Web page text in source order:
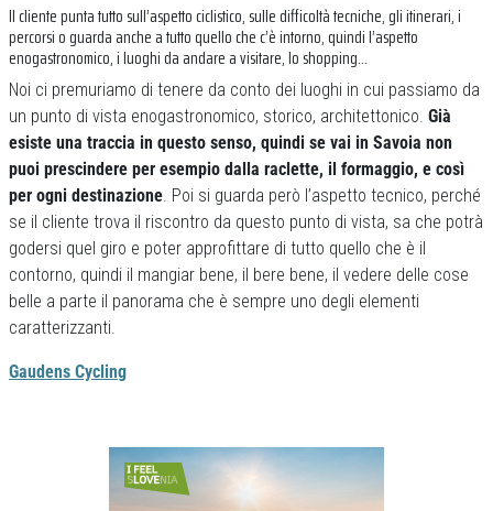
Il cliente punta tutto sull’aspetto ciclistico, sulle difficoltà tecniche, gli itinerari, i
percorsi o guarda anche a tutto quello che c’è intorno, quindi l’aspetto
enogastronomico, i luoghi da andare a visitare, lo shopping…
Noi ci premuriamo di tenere da conto dei luoghi in cui passiamo da
un punto di vista enogastronomico, storico, architettonico. Già
esiste una traccia in questo senso, quindi se vai in Savoia non
puoi prescindere per esempio dalla raclette, il formaggio, e così
per ogni destinazione . Poi si guarda però l’aspetto tecnico, perché
se il cliente trova il riscontro da questo punto di vista, sa che potrà
godersi quel giro e poter approfittare di tutto quello che è il
contorno, quindi il mangiar bene, il bere bene, il vedere delle cose
belle a parte il panorama che è sempre uno degli elementi
caratterizzanti.
Gaudens Cycling
Previous